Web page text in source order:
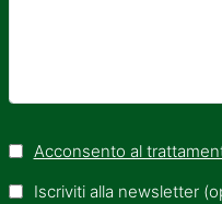
Acconsento al
Iscriviti alla newsletter